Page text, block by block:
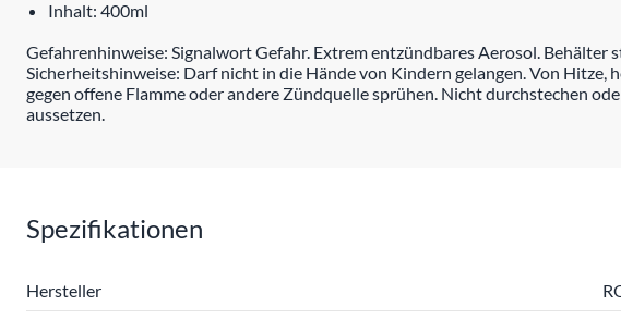
Inhalt: 400ml
Gefahrenhinweise: Signalwort Gefahr. Extrem entzündbares Aerosol. Behälter
Sicherheitshinweise: Darf nicht in die Hände von Kindern gelangen. Von
gegen offene Flamme oder andere Zündquelle sprühen. Nicht durchstechen
aussetzen.
Spezifikationen
Hersteller